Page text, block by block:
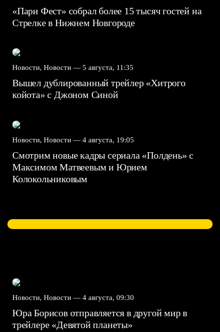
«Пари Фест» собрал более 15 тысяч гостей на
Стрелке в Нижнем Новгороде
Новости, Новости — 5 августа, 11:35
Вышел дублированный трейлер «Хитрого
койота» с Джоном Синой
Новости, Новости — 4 августа, 19:05
Смотрим новые кадры сериала «Полдень» с
Максимом Матвеевым и Юрием
Колокольниковым
Новости, Новости — 4 августа, 09:30
Юра Борисов отправляется в другой мир в
трейлере «Девятой планеты»